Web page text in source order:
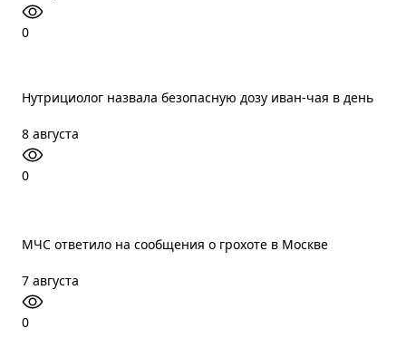
0
Нутрициолог назвала безопасную дозу иван-чая в день
8 августа
0
МЧС ответило на сообщения о грохоте в Москве
7 августа
0